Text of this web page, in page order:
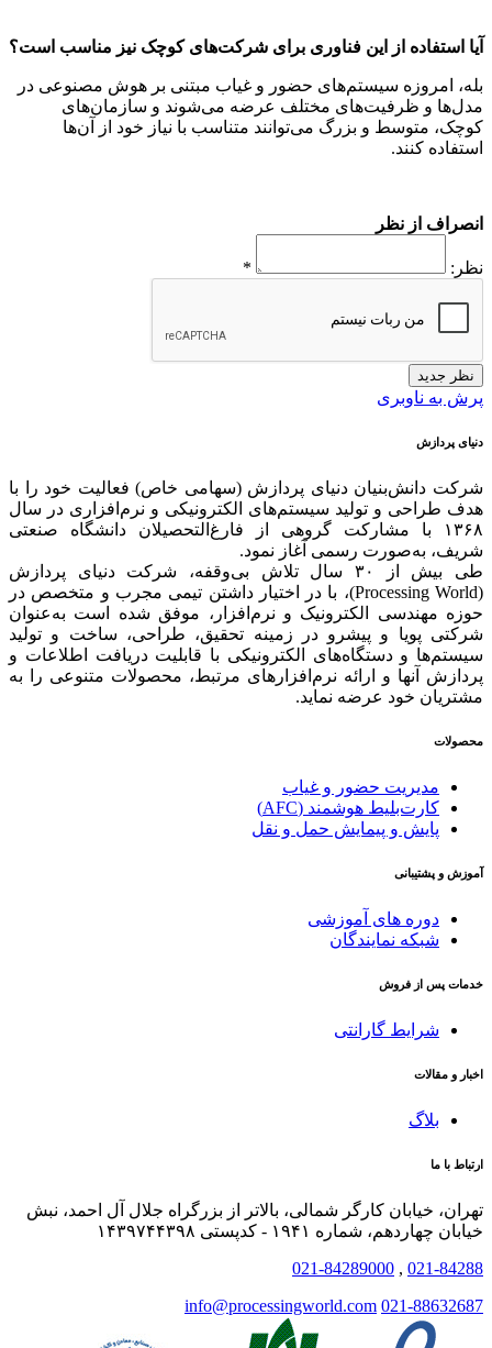
آیا استفاده از این فناوری برای شرکت‌های کوچک نیز مناسب است؟
بله، امروزه سیستم‌های حضور و غیاب مبتنی بر هوش مصنوعی در
مدل‌ها و ظرفیت‌های مختلف عرضه می‌شوند و سازمان‌های
کوچک، متوسط و بزرگ می‌توانند متناسب با نیاز خود از آن‌ها
استفاده کنند.
انصراف از نظر
نظر: *
نظر جدید
پرش به ناوبری
دنیای پردازش
شرکت دانش‌بنیان دنیای پردازش (سهامی خاص) فعالیت خود را با
هدف طراحی و تولید سیستم‌های الکترونیکی و نرم‌افزاری در سال
۱۳۶۸ با مشارکت گروهی از فارغ‌التحصیلان دانشگاه صنعتی
شریف، به‌صورت رسمی آغاز نمود.
طی بیش از ۳۰ سال تلاش بی‌وقفه، شرکت دنیای پردازش
(Processing World)، با در اختیار داشتن تیمی مجرب و متخصص در
حوزه مهندسی الکترونیک و نرم‌افزار، موفق شده است به‌عنوان
شرکتی پویا و پیشرو در زمینه‌ تحقیق، طراحی، ساخت و تولید
سیستم‌ها و دستگاه‌های الکترونیکی با قابلیت دریافت اطلاعات و
پردازش آنها و ارائه‌ نرم‌افزارهای مرتبط، محصولات متنوعی را به
مشتریان خود عرضه نماید.
محصولات
مدیریت حضور و غیاب
کارت‌بلیط هوشمند (AFC)
پایش و پیمایش حمل و نقل
آموزش و پشتیبانی
دوره های آموزشی
شبکه نمایندگان
خدمات پس از فروش
شرایط گارانتی
اخبار و مقالات
بلاگ
ارتباط با ما
تهران، خیابان کارگر شمالی، بالاتر از بزرگراه جلال آل احمد، نبش
خیابان چهاردهم، شماره ۱۹۴۱ - کدپستی ۱۴۳۹۷۴۴۳۹۸
021-84288
,
021-84289000
021-88632687
info@processingworld.com